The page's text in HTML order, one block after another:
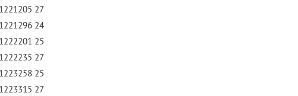
1221205 27
1221296 24
1222201 25
1222235 27
1223258 25
1223315 27